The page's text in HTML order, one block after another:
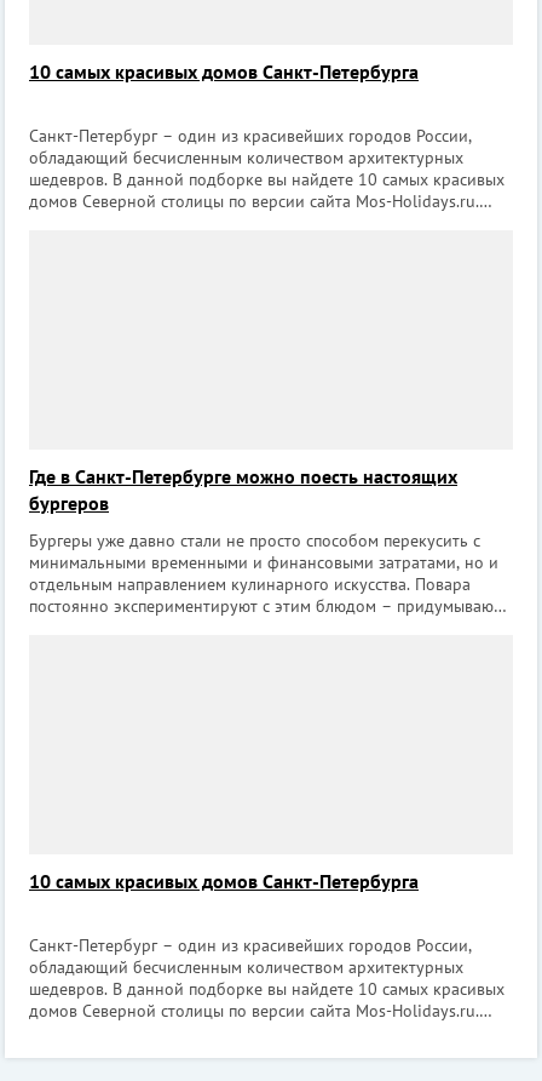
10 самых красивых домов Санкт-Петербурга
Санкт-Петербург – один из красивейших городов России,
обладающий бесчисленным количеством архитектурных
шедевров. В данной подборке вы найдете 10 самых красивых
домов Северной столицы по версии сайта Mos-Holidays.ru.
Где в Санкт-Петербурге можно поесть настоящих
бургеров
Бургеры уже давно стали не просто способом перекусить с
минимальными временными и финансовыми затратами, но и
отдельным направлением кулинарного искусства. Повара
постоянно экспериментируют с этим блюдом – придумывают
10 самых красивых домов Санкт-Петербурга
Санкт-Петербург – один из красивейших городов России,
обладающий бесчисленным количеством архитектурных
шедевров. В данной подборке вы найдете 10 самых красивых
домов Северной столицы по версии сайта Mos-Holidays.ru.
пр., 11; Рубинштейна ул